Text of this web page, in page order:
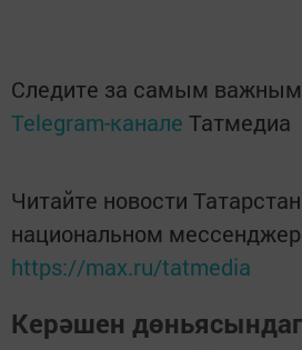
Следите за самым
Telegram-канале Татмедиа
Читайте новости
национальном
https://max.ru/tatmedia
Керәшен